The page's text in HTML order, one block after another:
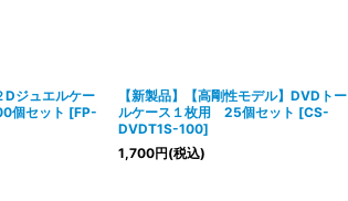
Dジュエルケー
セット [FP-
【新製品】【高剛性モデル】DVDトー
ルケース１枚用 25個セット [CS-
DVDT1S-100]
1,700円(税込)